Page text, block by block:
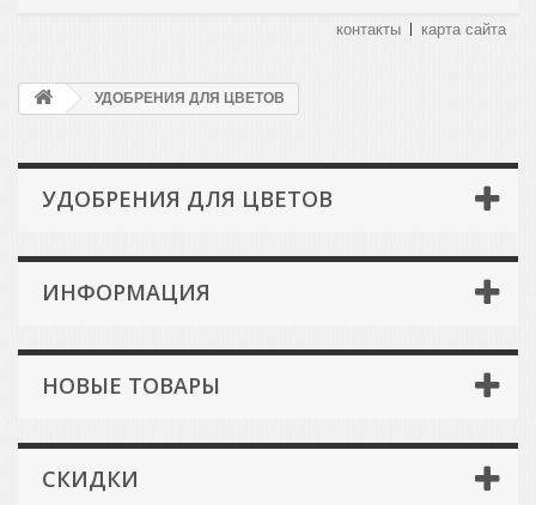
контакты карта сайта
УДОБРЕНИЯ ДЛЯ ЦВЕТОВ
УДОБРЕНИЯ ДЛЯ ЦВЕТОВ
ИНФОРМАЦИЯ
НОВЫЕ ТОВАРЫ
СКИДКИ